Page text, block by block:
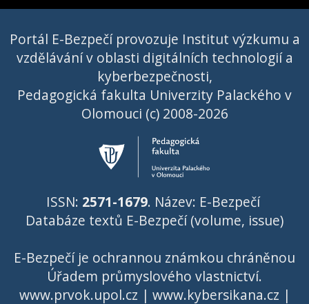
Portál E-Bezpečí provozuje Institut výzkumu a
vzdělávání v oblasti digitálních technologií a
kyberbezpečnosti,
Pedagogická fakulta Univerzity Palackého v
Olomouci (c) 2008-2026
ISSN: 2571-1679. Název: E-Bezpečí
Databáze textů E-Bezpečí (volume, issue)
E-Bezpečí je ochrannou známkou chráněnou
Úřadem průmyslového vlastnictví.
www.prvok.upol.cz | www.kybersikana.cz |